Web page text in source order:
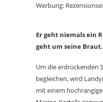
Werbung:
Er geht niemals ein
geht um seine Braut.
Um die erdrückenden
begleichen, wird
mit einem